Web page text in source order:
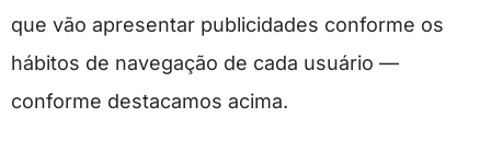
que vão apresentar publicidades conforme os
hábitos de navegação de cada usuário —
conforme destacamos acima.